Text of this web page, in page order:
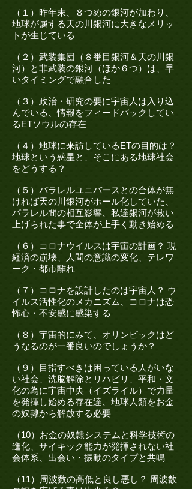
（１）昨年末、８つめの銀河が加わり、
地球が属する天の川銀河に大きなメリッ
トが生じている
（２）武装集団（８番目銀河＆天の川銀
河）と非武装の銀河（ほか６つ）は、早
いタイミングで融合した
（３）政治・研究の要に宇宙人は入り込
んでいる、情報をフィードバックしてい
るETソウルの存在
（４）地球に来訪しているETの目的は？
地球という惑星と、そこにある地球社会
をどうする？
（５）パラレルユニバースとの合体が無
ければ天の川銀河がホール化していた、
パラレル間の相互影響、私達銀河が救い
上げられた事で全体が上手く動き始める
（６）コロナウイルスは宇宙の計画？ 現
経済の崩壊、人間の意識の変化、テレワ
ーク・都市離れ
（７）コロナを設計したのは宇宙人？ ウ
イルス活性化のメカニズム、コロナは恐
怖心・不安感に感染する
（８）宇宙的にみて、オリンピックはど
うなるのが一番良いのでしょうか？
（９）目指すべきは困っている人がいな
い社会、洗脳解除とリハビリ、平和・文
化の為に宇宙中央（イズライル）で力量
を発揮し始める存在達、地球人類をお金
の奴隷から解放する必要
（10）お金の奴隷システムと科学技術の
進化、サイキック能力が発揮されない社
会体系、出会い・振動のタイプと共鳴
（11）周波数の高低と良し悪し？ 周波数